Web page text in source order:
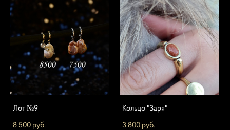
Лот №9
8 500 pуб.
Кольцо "Заря"
3 800 pуб.